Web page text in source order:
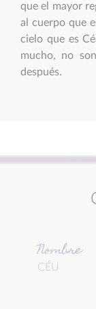
que el mayor
al cuerpo que
cielo que es
mucho, no
después.
Nombre
CÉU